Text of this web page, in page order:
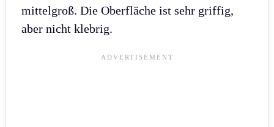
mittelgroß. Die Oberfläche ist sehr griffig,
aber nicht klebrig.